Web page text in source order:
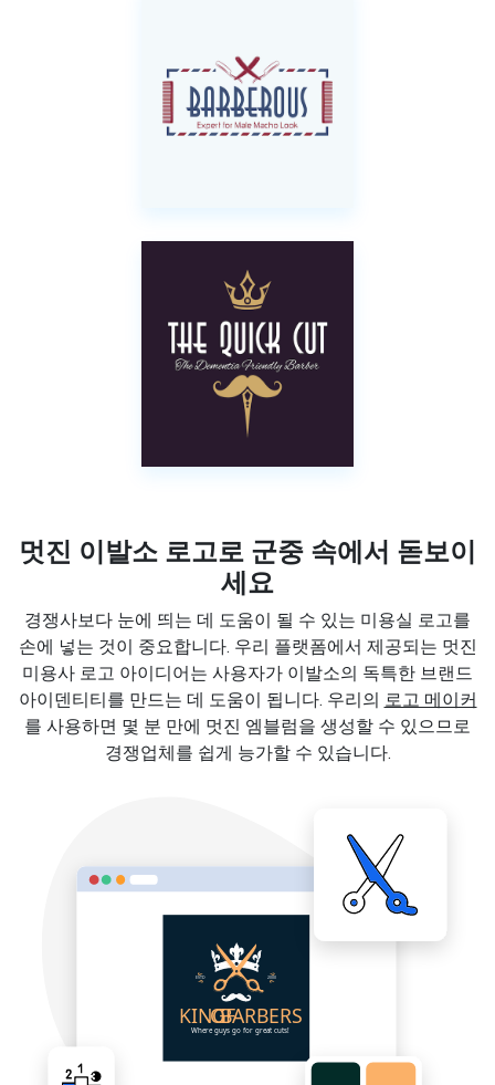
멋진 이발소 로고로 군중 속에서 돋보이
세요
경쟁사보다 눈에 띄는 데 도움이 될 수 있는 미용실 로고를
손에 넣는 것이 중요합니다. 우리 플랫폼에서 제공되는 멋진
미용사 로고 아이디어는 사용자가 이발소의 독특한 브랜드
아이덴티티를 만드는 데 도움이 됩니다. 우리의 로고 메이커
를 사용하면 몇 분 만에 멋진 엠블럼을 생성할 수 있으므로
경쟁업체를 쉽게 능가할 수 있습니다.